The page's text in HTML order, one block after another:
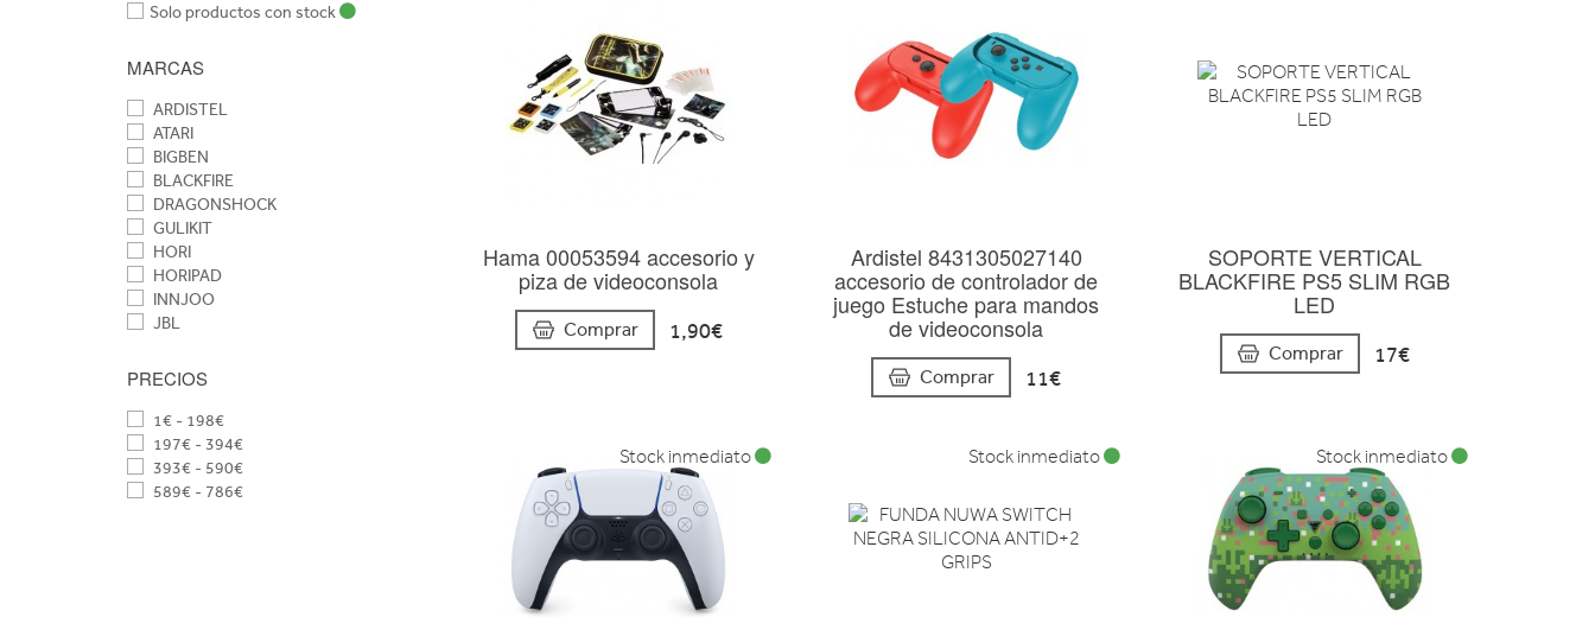
Solo productos con stock
MARCAS
ARDISTEL
ATARI
BIGBEN
BLACKFIRE
DRAGONSHOCK
GULIKIT
HORI
HORIPAD
INNJOO
JBL
KROM
MARS GAMING
MICROSOFT
NACON
NINTENDO
PRECIOS
1€ - 198€
197€ - 394€
393€ - 590€
589€ - 786€
Hama 00053594 accesorio y
piza de videoconsola
Comprar 1,90€
Ardistel 8431305027140
accesorio de controlador de
juego Estuche para mandos
de videoconsola
Comprar 11€
SOPORTE VERTICAL
BLACKFIRE PS5 SLIM RGB
LED
Comprar 17€
Stock inmediato Stock inmediato Stock inmediato